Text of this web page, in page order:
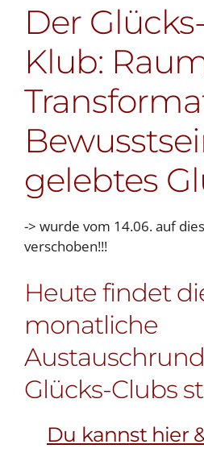
Der Glücks-
Klub:
gelebtes
-> wurde vom 14.06. auf
verschoben!!!
Heute findet
monatliche
Glücks-Clubs
Du kannst hier